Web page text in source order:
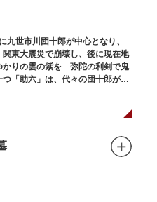
世市川団十郎が中心となり、
東大震災で崩壊し、後に現在地
かりの雲の紫を 弥陀の利剣で鬼
「助六」は、代々の団十郎が伝